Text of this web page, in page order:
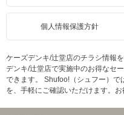
個人情報保護方針
ケーズデンキ/辻堂店のチラシ情報
デンキ/辻堂店で実施中のお得なセ
できます。 Shufoo!（シュフー）で
を、手軽にご確認いただけます。